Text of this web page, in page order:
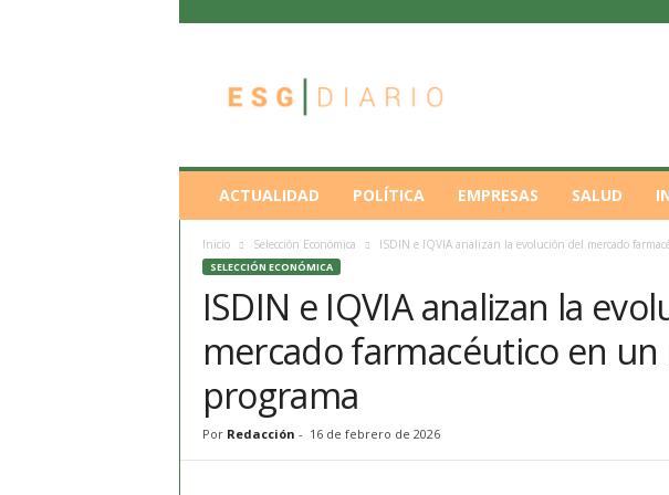
ACTUALIDAD POLÍTICA EMPRESAS SALUD
Inicio Selección Económica ISDIN e IQVIA analizan la evolución del mercado
SELECCIÓN ECONÓMICA
ISDIN e IQVIA analizan la
mercado farmacéutico en
programa
Por Redacción - 16 de febrero de 2026